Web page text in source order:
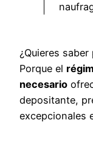
¿Quieres
Porque el
necesario
depositante,
excepcionales